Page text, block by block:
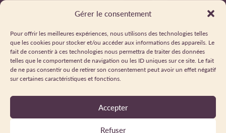
Gérer le consentement
Pour offrir les meilleures expériences, nous utilisons des technologies telles
que les cookies pour stocker et/ou accéder aux informations des appareils. Le
fait de consentir à ces technologies nous permettra de traiter des données
telles que le comportement de navigation ou les ID uniques sur ce site. Le fait
de ne pas consentir ou de retirer son consentement peut avoir un effet négatif
sur certaines caractéristiques et fonctions.
Accepter
Refuser